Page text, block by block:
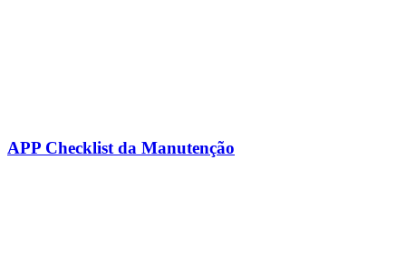
APP Checklist da Manutenção